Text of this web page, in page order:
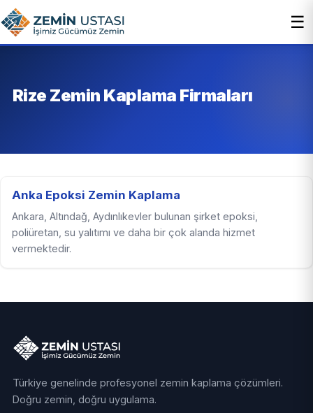
☰
Rize Zemin Kaplama Firmaları
Anka Epoksi Zemin Kaplama
Ankara, Altındağ, Aydınlıkevler bulunan şirket epoksi,
poliüretan, su yalıtımı ve daha bir çok alanda hizmet
vermektedir.
Türkiye genelinde profesyonel zemin kaplama çözümleri.
Doğru zemin, doğru uygulama.